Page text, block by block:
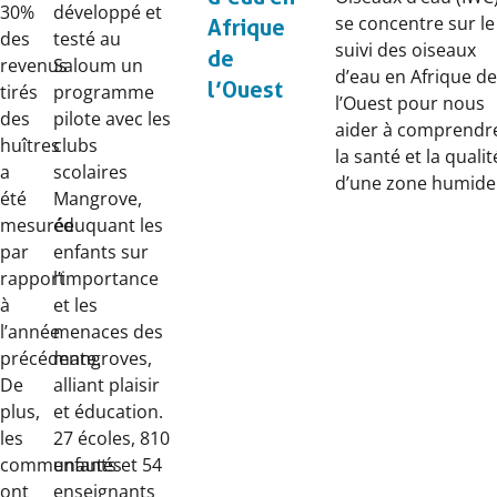
30%
des
revenus
tirés
des
huîtres
a
été
mesurée
par
rapport
à
l’année
précédente.
De
plus,
les
communautés
ont
développé et
testé au
Saloum un
programme
pilote avec les
clubs
scolaires
Mangrove,
éduquant les
enfants sur
l’importance
et les
menaces des
mangroves,
alliant plaisir
et éducation.
27 écoles, 810
enfants et 54
enseignants
Afrique
de
l’Ouest
se concentre sur le
suivi des oiseaux
d’eau en Afrique de
l’Ouest pour nous
aider à
la santé et la
d’une zone